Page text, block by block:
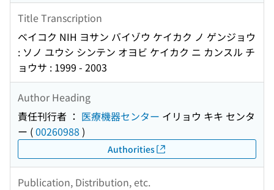
Title Transcription
ベイコク NIH ヨサン バイゾウ ケイカク ノ ゲンジョウ
: ソノ ユウシ シンテン オヨビ ケイカク ニ カンスル チ
ョウサ : 1999 - 2003
Author Heading
責任刊行者 ： 医療機器センター イリョウ キキ センタ
ー (00260988 )
Authorities
Publication, Distribution, etc.